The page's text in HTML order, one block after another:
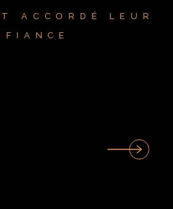
ACCORDÉ LEUR